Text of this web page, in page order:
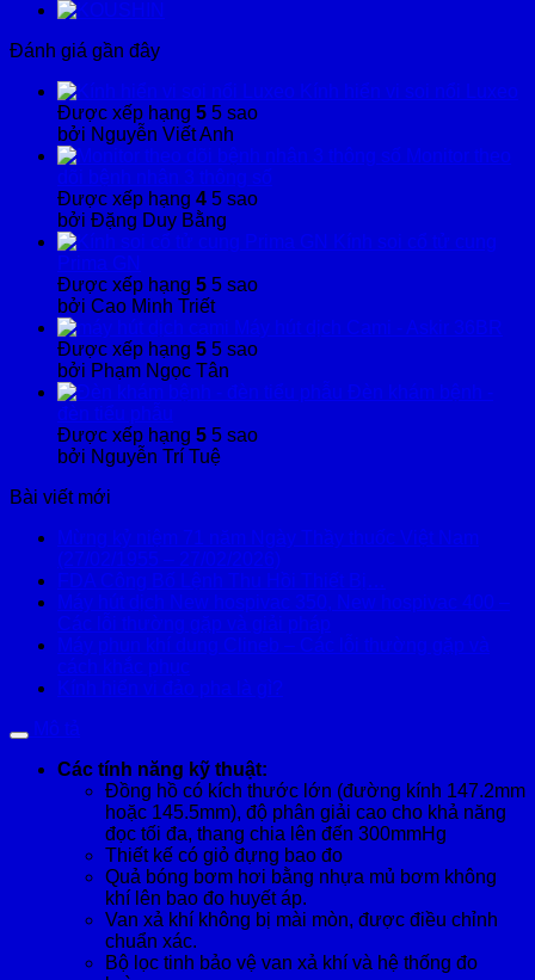
Đánh giá gần đây
Kính hiển vi soi nổi Luxeo
Được xếp hạng 5 5 sao
bởi Nguyễn Viết Anh
Monitor theo
dõi bệnh nhân 3 thông số
Được xếp hạng 4 5 sao
bởi Đặng Duy Bằng
Kính soi cổ tử cung
Prima GN
Được xếp hạng 5 5 sao
bởi Cao Minh Triết
Máy hút dịch Cami - Askir 36BR
Được xếp hạng 5 5 sao
bởi Phạm Ngọc Tân
Đèn khám bệnh -
đèn tiểu phẫu
Được xếp hạng 5 5 sao
bởi Nguyễn Trí Tuệ
Bài viết mới
Mừng kỷ niệm 71 năm Ngày Thầy thuốc Việt Nam
(27/02/1955 – 27/02/2026)
FDA Công Bố Lệnh Thu Hồi Thiết Bị…
Máy hút dịch New hospivac 350, New hospivac 400 –
Các lỗi thường gặp và giải pháp
Máy phun khí dung Clineb – Các lỗi thường gặp và
cách khắc phục
Kính hiển vi đảo pha là gì?
Mô tả
Các tính năng kỹ thuật:
Đồng hồ có kích thước lớn (đường kính 147.2mm
hoặc 145.5mm), độ phân giải cao cho khả năng
đọc tối đa, thang chia lên đến 300mmHg
Thiết kế có giỏ đựng bao đo
Quả bóng bơm hơi bằng nhựa mủ bơm không
khí lên bao đo huyết áp.
Van xả khí không bị mài mòn, được điều chỉnh
chuẩn xác.
Bộ lọc tinh bảo vệ van xả khí và hệ thống đo